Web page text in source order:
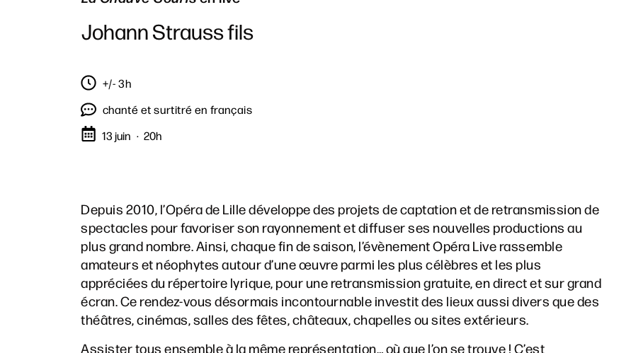
Johann Strauss fils
+/- 3h
chanté et surtitré en français
13 juin
20h
Depuis 2010, l’Opéra de Lille développe des projets de captation et de retransmission de
spectacles pour favoriser son rayonnement et diffuser ses nouvelles productions au
plus grand nombre. Ainsi, chaque fin de saison, l’évènement Opéra Live rassemble
amateurs et néophytes autour d’une œuvre parmi les plus célèbres et les plus
appréciées du répertoire lyrique, pour une retransmission gratuite, en direct et sur grand
écran. Ce rendez-vous désormais incontournable investit des lieux aussi divers que des
théâtres, cinémas, salles des fêtes, châteaux, chapelles ou sites extérieurs.
Assister tous ensemble à la même représentation… où que l’on se trouve ! C’est